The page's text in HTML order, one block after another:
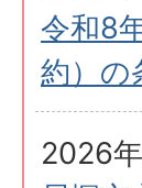
令和8
約）の
2026